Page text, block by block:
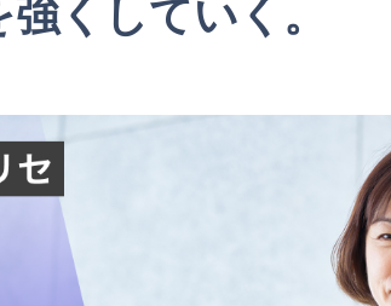
くしていく。